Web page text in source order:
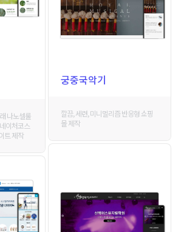
나노셀룰
이처코스
트 제작
궁중국악기
깔끔, 세련, 미니멀리즘 반응형 쇼핑
몰 제작